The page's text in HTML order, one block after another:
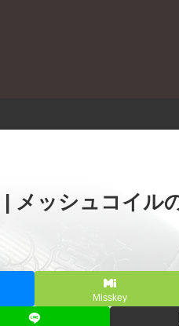
メッシュコイル
Misskey